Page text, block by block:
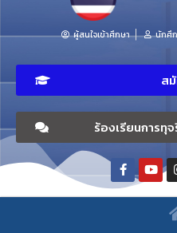
ผู้สนใจเข้าศึกษา นักศึ
ส
ร้องเรียนการทุ